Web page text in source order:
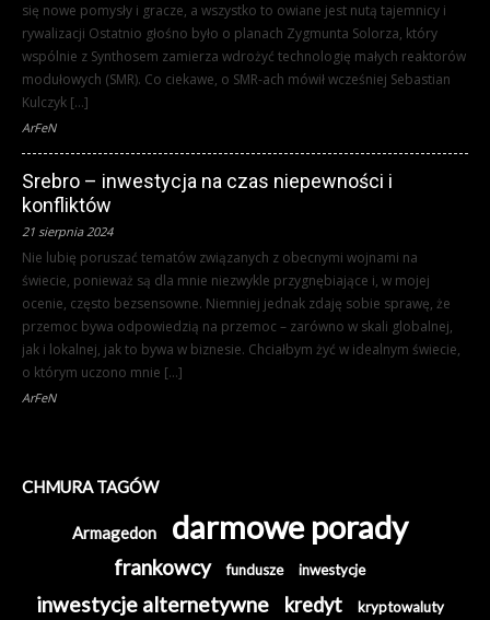
się nowe pomysły i gracze, a wszystko to owiane jest nutą tajemnicy i
rywalizacji Ostatnio głośno było o planach Zygmunta Solorza, który
wspólnie z Synthosem zamierza wdrożyć technologię małych reaktorów
modułowych (SMR). Co ciekawe, o SMR-ach mówił wcześniej Sebastian
Kulczyk […]
ArFeN
Srebro – inwestycja na czas niepewności i
konfliktów
21 sierpnia 2024
Nie lubię poruszać tematów związanych z obecnymi wojnami na
świecie, ponieważ są dla mnie niezwykle przygnębiające i, w mojej
ocenie, często bezsensowne. Niemniej jednak zdaję sobie sprawę, że
przemoc bywa odpowiedzią na przemoc – zarówno w skali globalnej,
jak i lokalnej, jak to bywa w biznesie. Chciałbym żyć w idealnym świecie,
o którym uczono mnie […]
ArFeN
CHMURA TAGÓW
Armagedon darmowe porady
frankowcy fundusze inwestycje
inwestycje alternetywne kredyt kryptowaluty